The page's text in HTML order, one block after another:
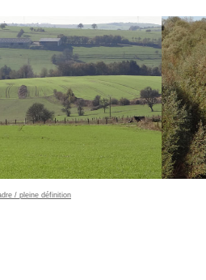
/ pleine définition